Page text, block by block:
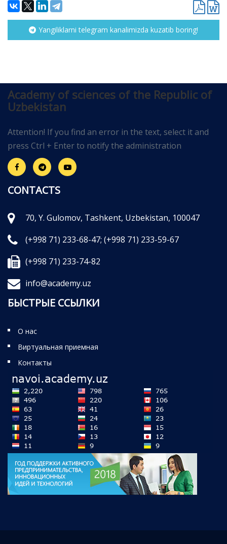
Yangiliklarni telegram kanalimizda kuzatib boring!
Academy of sciences of the Republic of
Uzbekistan
Attention! If you find an error in the text, select it and
press Ctrl + Enter to notify the administration
CONTACTS
70, Y. Gulomov, Tashkent, Uzbekistan, 100047
(+998 71) 233-68-47; (+998 71) 233-59-67
(+998 71) 233-74-82
info@academy.uz
БЫСТРЫЕ ССЫЛКИ
О нас
Виртуальная приемная
Контакты